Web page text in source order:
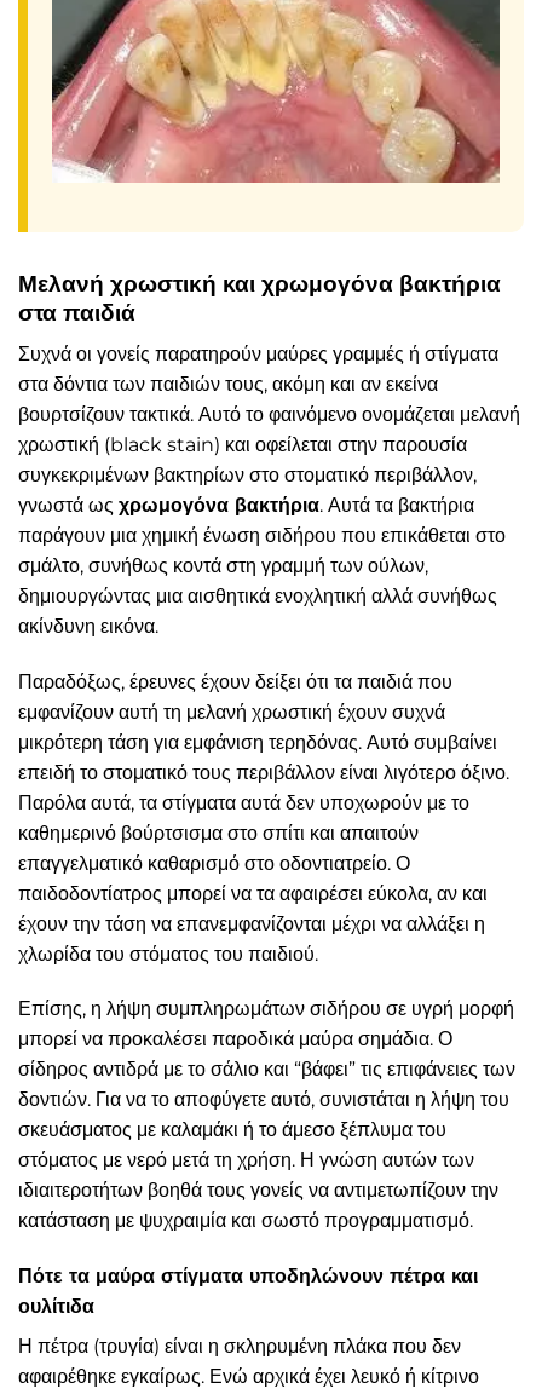
Μελανή χρωστική και χρωμογόνα βακτήρια
στα παιδιά
Συχνά οι γονείς παρατηρούν μαύρες γραμμές ή στίγματα
στα δόντια των παιδιών τους, ακόμη και αν εκείνα
βουρτσίζουν τακτικά. Αυτό το φαινόμενο ονομάζεται μελανή
χρωστική (black stain) και οφείλεται στην παρουσία
συγκεκριμένων βακτηρίων στο στοματικό περιβάλλον,
γνωστά ως χρωμογόνα βακτήρια. Αυτά τα βακτήρια
παράγουν μια χημική ένωση σιδήρου που επικάθεται στο
σμάλτο, συνήθως κοντά στη γραμμή των ούλων,
δημιουργώντας μια αισθητικά ενοχλητική αλλά συνήθως
ακίνδυνη εικόνα.
Παραδόξως, έρευνες έχουν δείξει ότι τα παιδιά που
εμφανίζουν αυτή τη μελανή χρωστική έχουν συχνά
μικρότερη τάση για εμφάνιση τερηδόνας. Αυτό συμβαίνει
επειδή το στοματικό τους περιβάλλον είναι λιγότερο όξινο.
Παρόλα αυτά, τα στίγματα αυτά δεν υποχωρούν με το
καθημερινό βούρτσισμα στο σπίτι και απαιτούν
επαγγελματικό καθαρισμό στο οδοντιατρείο. Ο
παιδοδοντίατρος μπορεί να τα αφαιρέσει εύκολα, αν και
έχουν την τάση να επανεμφανίζονται μέχρι να αλλάξει η
χλωρίδα του στόματος του παιδιού.
Επίσης, η λήψη συμπληρωμάτων σιδήρου σε υγρή μορφή
μπορεί να προκαλέσει παροδικά μαύρα σημάδια. Ο
σίδηρος αντιδρά με το σάλιο και “βάφει” τις επιφάνειες των
δοντιών. Για να το αποφύγετε αυτό, συνιστάται η λήψη του
σκευάσματος με καλαμάκι ή το άμεσο ξέπλυμα του
στόματος με νερό μετά τη χρήση. Η γνώση αυτών των
ιδιαιτεροτήτων βοηθά τους γονείς να αντιμετωπίζουν την
κατάσταση με ψυχραιμία και σωστό προγραμματισμό.
Πότε τα μαύρα στίγματα υποδηλώνουν πέτρα και
ουλίτιδα
Η πέτρα (τρυγία) είναι η σκληρυμένη πλάκα που δεν
αφαιρέθηκε εγκαίρως. Ενώ αρχικά έχει λευκό ή κίτρινο